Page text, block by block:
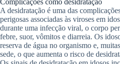
A desidratação é uma das
perigosas associadas às viroses em
durante uma infecção viral, o corpo
febre, suor, vômitos e diarreia. Os
reserva de água no organismo e,
sede, o que aumenta o risco de